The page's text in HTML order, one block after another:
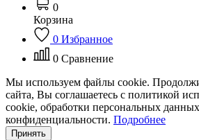
0
Корзина
0 Избранное
0 Сравнение
Мы используем файлы cookie.
сайта, Вы соглашаетесь с политикой
cookie, обработки персональных
конфиденциальности. Подробнее
Принять